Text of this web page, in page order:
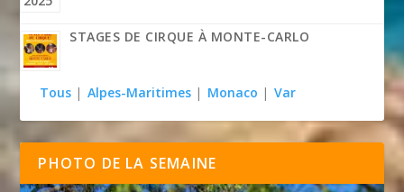
STAGES DE CIRQUE À MONTE-CARLO
Tous | Alpes-Maritimes | Monaco | Var
PHOTO DE LA SEMAINE